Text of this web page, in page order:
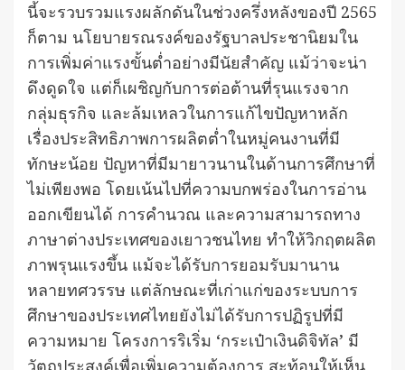
นี้จะรวบรวมแรงผลักดันในช่วงครึ่งหลังของปี 2565
ก็ตาม นโยบายรณรงค์ของรัฐบาลประชานิยมใน
การเพิ่มค่าแรงขั้นต่ำอย่างมีนัยสำคัญ แม้ว่าจะน่า
ดึงดูดใจ แต่ก็เผชิญกับการต่อต้านที่รุนแรงจาก
กลุ่มธุรกิจ และล้มเหลวในการแก้ไขปัญหาหลัก
เรื่องประสิทธิภาพการผลิตต่ำในหมู่คนงานที่มี
ทักษะน้อย ปัญหาที่มีมายาวนานในด้านการศึกษาที่
ไม่เพียงพอ โดยเน้นไปที่ความบกพร่องในการอ่าน
ออกเขียนได้ การคำนวณ และความสามารถทาง
ภาษาต่างประเทศของเยาวชนไทย ทำให้วิกฤตผลิต
ภาพรุนแรงขึ้น แม้จะได้รับการยอมรับมานาน
หลายทศวรรษ แต่ลักษณะที่เก่าแก่ของระบบการ
ศึกษาของประเทศไทยยังไม่ได้รับการปฏิรูปที่มี
ความหมาย โครงการริเริ่ม ‘กระเป๋าเงินดิจิทัล’ มี
วัตถุประสงค์เพื่อเพิ่มความต้องการ สะท้อนให้เห็น